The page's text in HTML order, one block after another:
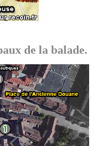
de la balade.